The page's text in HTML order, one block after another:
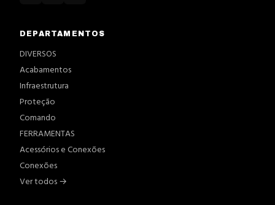
DEPARTAMENTOS
DIVERSOS
Acabamentos
Infraestrutura
Proteção
Comando
FERRAMENTAS
Acessórios e Conexões
Conexões
Ver todos →